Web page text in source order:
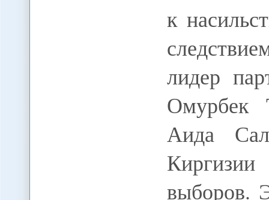
к
лидер
Омурбек
Аида
Киргизии
выборов.